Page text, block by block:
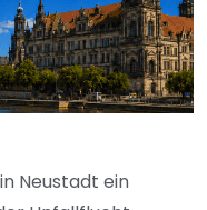
Neustadt ein